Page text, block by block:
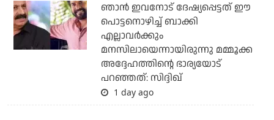
ഞാന്‍ ഇവനോട് ദേഷ്യപ്പെട്ടത് ഈ
പൊട്ടനൊഴിച്ച് ബാക്കി
എല്ലാവര്‍ക്കും
മനസിലായെന്നായിരുന്നു മമ്മൂക്ക
അദ്ദേഹത്തിന്റെ ഭാര്യയോട്
പറഞ്ഞത്: സിദ്ദിഖ്
1 day ago